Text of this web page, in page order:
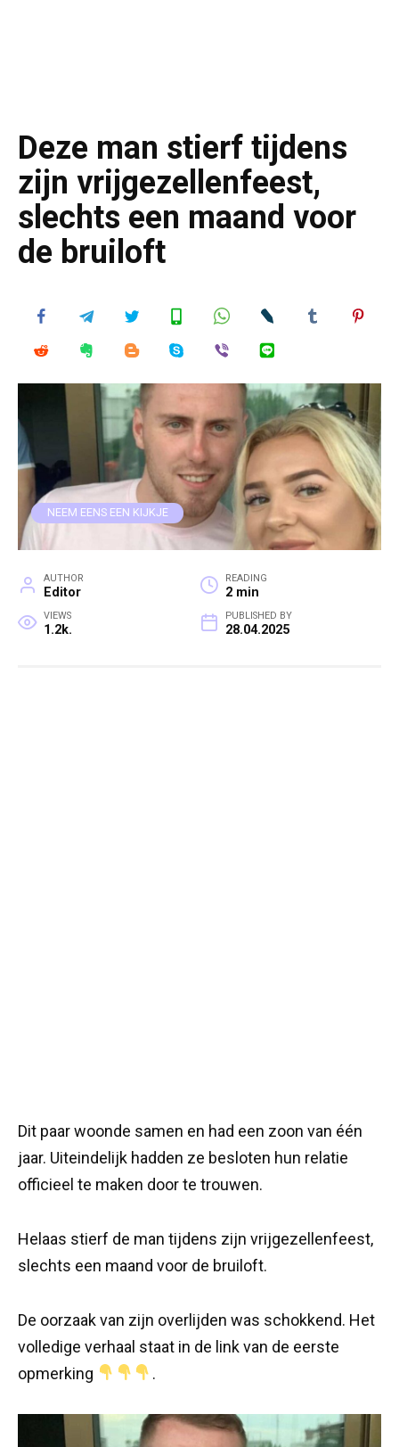
Deze man stierf tijdens
zijn vrijgezellenfeest,
slechts een maand voor
de bruiloft
NEEM EENS EEN KIJKJE
AUTHOR
Editor
READING
2 min
VIEWS
1.2k.
PUBLISHED BY
28.04.2025
Dit paar woonde samen en had een zoon van één
jaar. Uiteindelijk hadden ze besloten hun relatie
officieel te maken door te trouwen.
Helaas stierf de man tijdens zijn vrijgezellenfeest,
slechts een maand voor de bruiloft.
De oorzaak van zijn overlijden was schokkend. Het
volledige verhaal staat in de link van de eerste
opmerking
.